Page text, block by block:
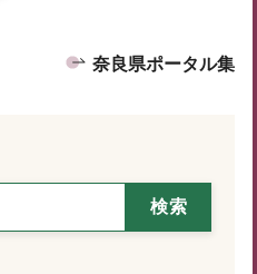
奈良県ポータル集